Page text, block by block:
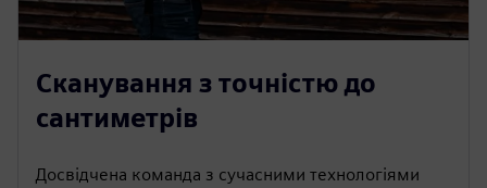
Сканування з точністю до
сантиметрів
Досвідчена команда з сучасними технологіями